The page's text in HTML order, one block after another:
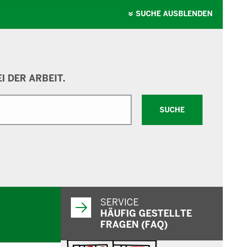
SUCHE AUSBLENDEN
DER ARBEIT.
SUCHE
SERVICE
HÄUFIG GESTELLTE
FRAGEN (FAQ)